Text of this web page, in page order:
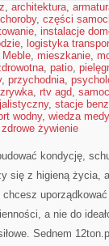
, architektura,
choroby, części
, instalacje
, logistyka
Meble, mieszkanie,
, patio,
, przychodnia,
, rtv agd,
, stacje
wodny, wiedza
zdrowe żywienie
kondycję,
się z higieną życia,
a nie do
Sednem